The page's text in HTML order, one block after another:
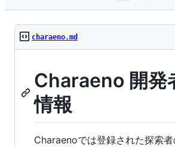
charaeno.md
Charaeno 開発
情報
Charaenoでは登録された探索